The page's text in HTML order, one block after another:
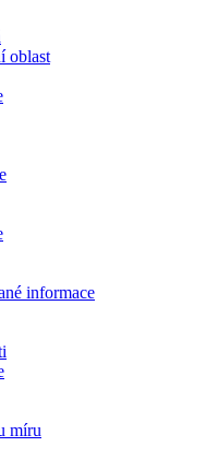
oblast
informace
míru